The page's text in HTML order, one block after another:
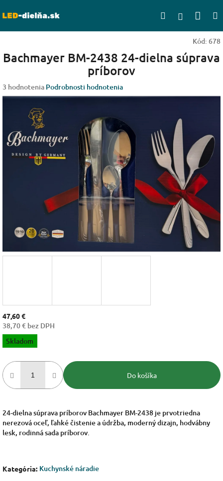
na
Hľadať
Kód: 678
Bachmayer BM-2438 24-dielna súprava
príborov
Priemerné
hodnotenie
hviezdičiek.
3 hodnotenia Podrobnosti hodnotenia
47,60 €
38,70 € bez DPH
Jednotková
cena:
Skladom
Do košíka
24-dielna súprava príborov Bachmayer BM-2438 je prvotriedna
nerezová oceľ, ľahké čistenie a údržba, moderný dizajn, hodvábny
lesk, rodinná sada príborov.
Kategória: Kuchynské náradie